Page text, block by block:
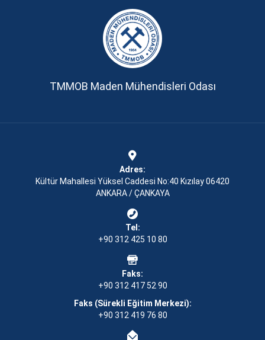
TMMOB Maden Mühendisleri Odası
Adres:
Kültür Mahallesi Yüksel Caddesi No:40 Kızılay 06420
ANKARA / ÇANKAYA
Tel:
+90 312 425 10 80
Faks:
+90 312 417 52 90
Faks (Sürekli Eğitim Merkezi):
+90 312 419 76 80